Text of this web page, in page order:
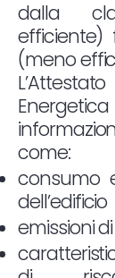
dalla
efficiente)
(meno
come:
consumo
dell’edificio
emissioni di